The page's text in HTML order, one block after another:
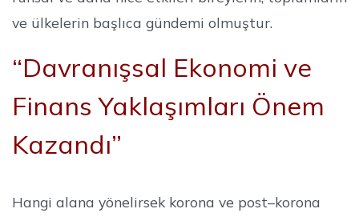
ve ülkelerin başlıca gündemi olmuştur.
“Davranışsal Ekonomi ve
Finans Yaklaşımları Önem
Kazandı”
Hangi alana yönelirsek korona ve post–korona